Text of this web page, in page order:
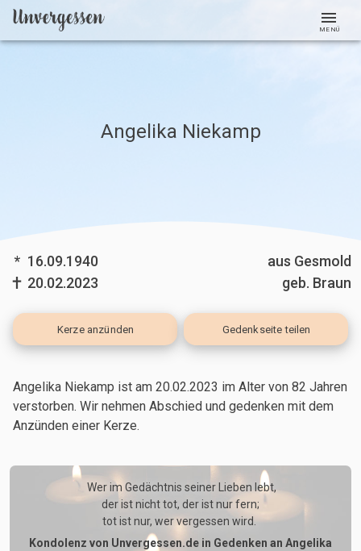
MENÜ
Angelika Niekamp
* 16.09.1940
20.02.2023
aus Gesmold
geb. Braun
Kerze anzünden Gedenkseite teilen
Angelika Niekamp ist am 20.02.2023 im Alter von 82 Jahren
verstorben. Wir nehmen Abschied und gedenken mit dem
Anzünden einer Kerze.
Wer im Gedächtnis seiner Lieben lebt,
der ist nicht tot, der ist nur fern;
tot ist nur, wer vergessen wird.
Kondolenz von Unvergessen.de in Gedenken an Angelika